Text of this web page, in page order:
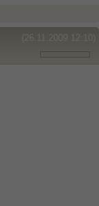
(26.11.2009 12:10)